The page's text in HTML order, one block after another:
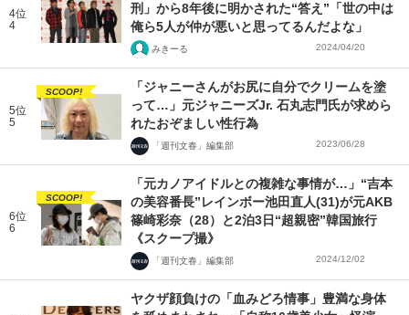
4位
4
刑」から8年後に明かされた“答え”「世の中は
俺ら5人が仲が悪いと思ってるんだよな」
みきーる 2024/04/20
5位
5
SCOOP!
「ジャニーさんがお尻に自分でクリームを塗
って…」元ジャニーズJr. 石丸志門氏が求めら
れたおぞましい性行為
「週刊文春」編集部 2023/06/28
6位
6
SCOOP!
「元カノアイドルとの複雑な事情が…」“吉本
の美容番長”レインボー池田直人(31)が元AKB
篠崎彩奈（28）と2泊3日“超親密”韓国旅行
《スクープ撮》
「週刊文春」編集部 2024/12/02
ヤクザ顔負けの「血みどろ情事」豊満な身体